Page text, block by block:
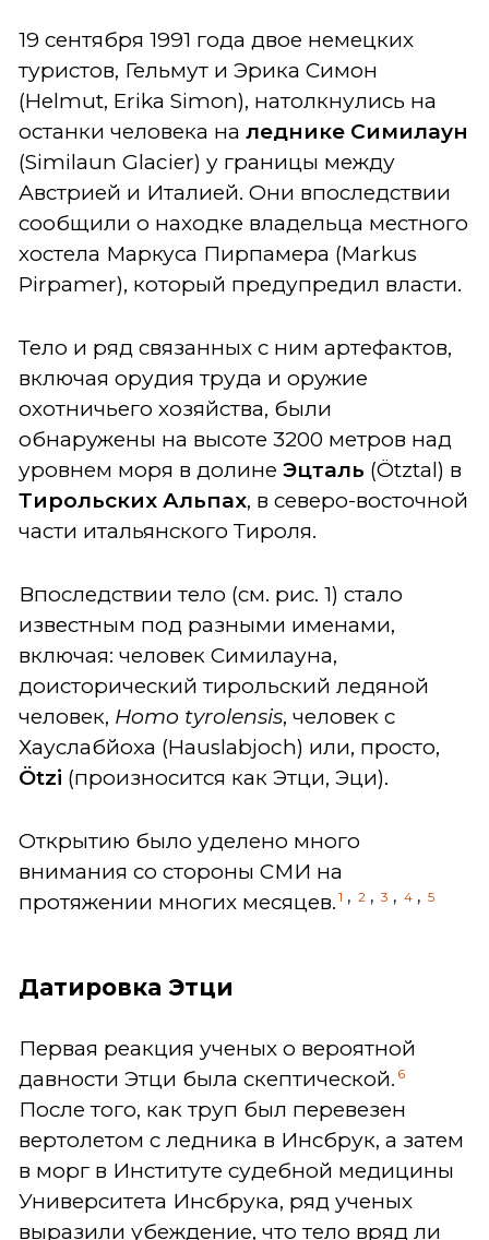
19 сентября 1991 года двое немецких
туристов, Гельмут и Эрика Симон
(Helmut, Erika Simon), натолкнулись на
останки человека на леднике Симилаун
(Similaun Glacier) у границы между
Австрией и Италией. Они впоследствии
сообщили о находке владельца местного
хостела Маркуса Пирпамера (Markus
Pirpamer), который предупредил власти.
Тело и ряд связанных с ним артефактов,
включая орудия труда и оружие
охотничьего хозяйства, были
обнаружены на высоте 3200 метров над
уровнем моря в долине Эцталь (Ötztal) в
Тирольских Альпах, в северо-восточной
части итальянского Тироля.
Впоследствии тело (см. рис. 1) стало
известным под разными именами,
включая: человек Симилауна,
доисторический тирольский ледяной
человек, Homo tyrolensis, человек с
Хауслабйоха (Hauslabjoch) или, просто,
Ötzi (произносится как Этци, Эци).
Открытию было уделено много
внимания со стороны СМИ на
протяжении многих месяцев. 1 , 2 , 3 , 4 , 5
Датировка Этци
Первая реакция ученых о вероятной
давности Этци была скептической. 6
После того, как труп был перевезен
вертолетом с ледника в Инсбрук, а затем
в морг в Институте судебной медицины
Университета Инсбрука, ряд ученых
выразили убеждение, что тело вряд ли